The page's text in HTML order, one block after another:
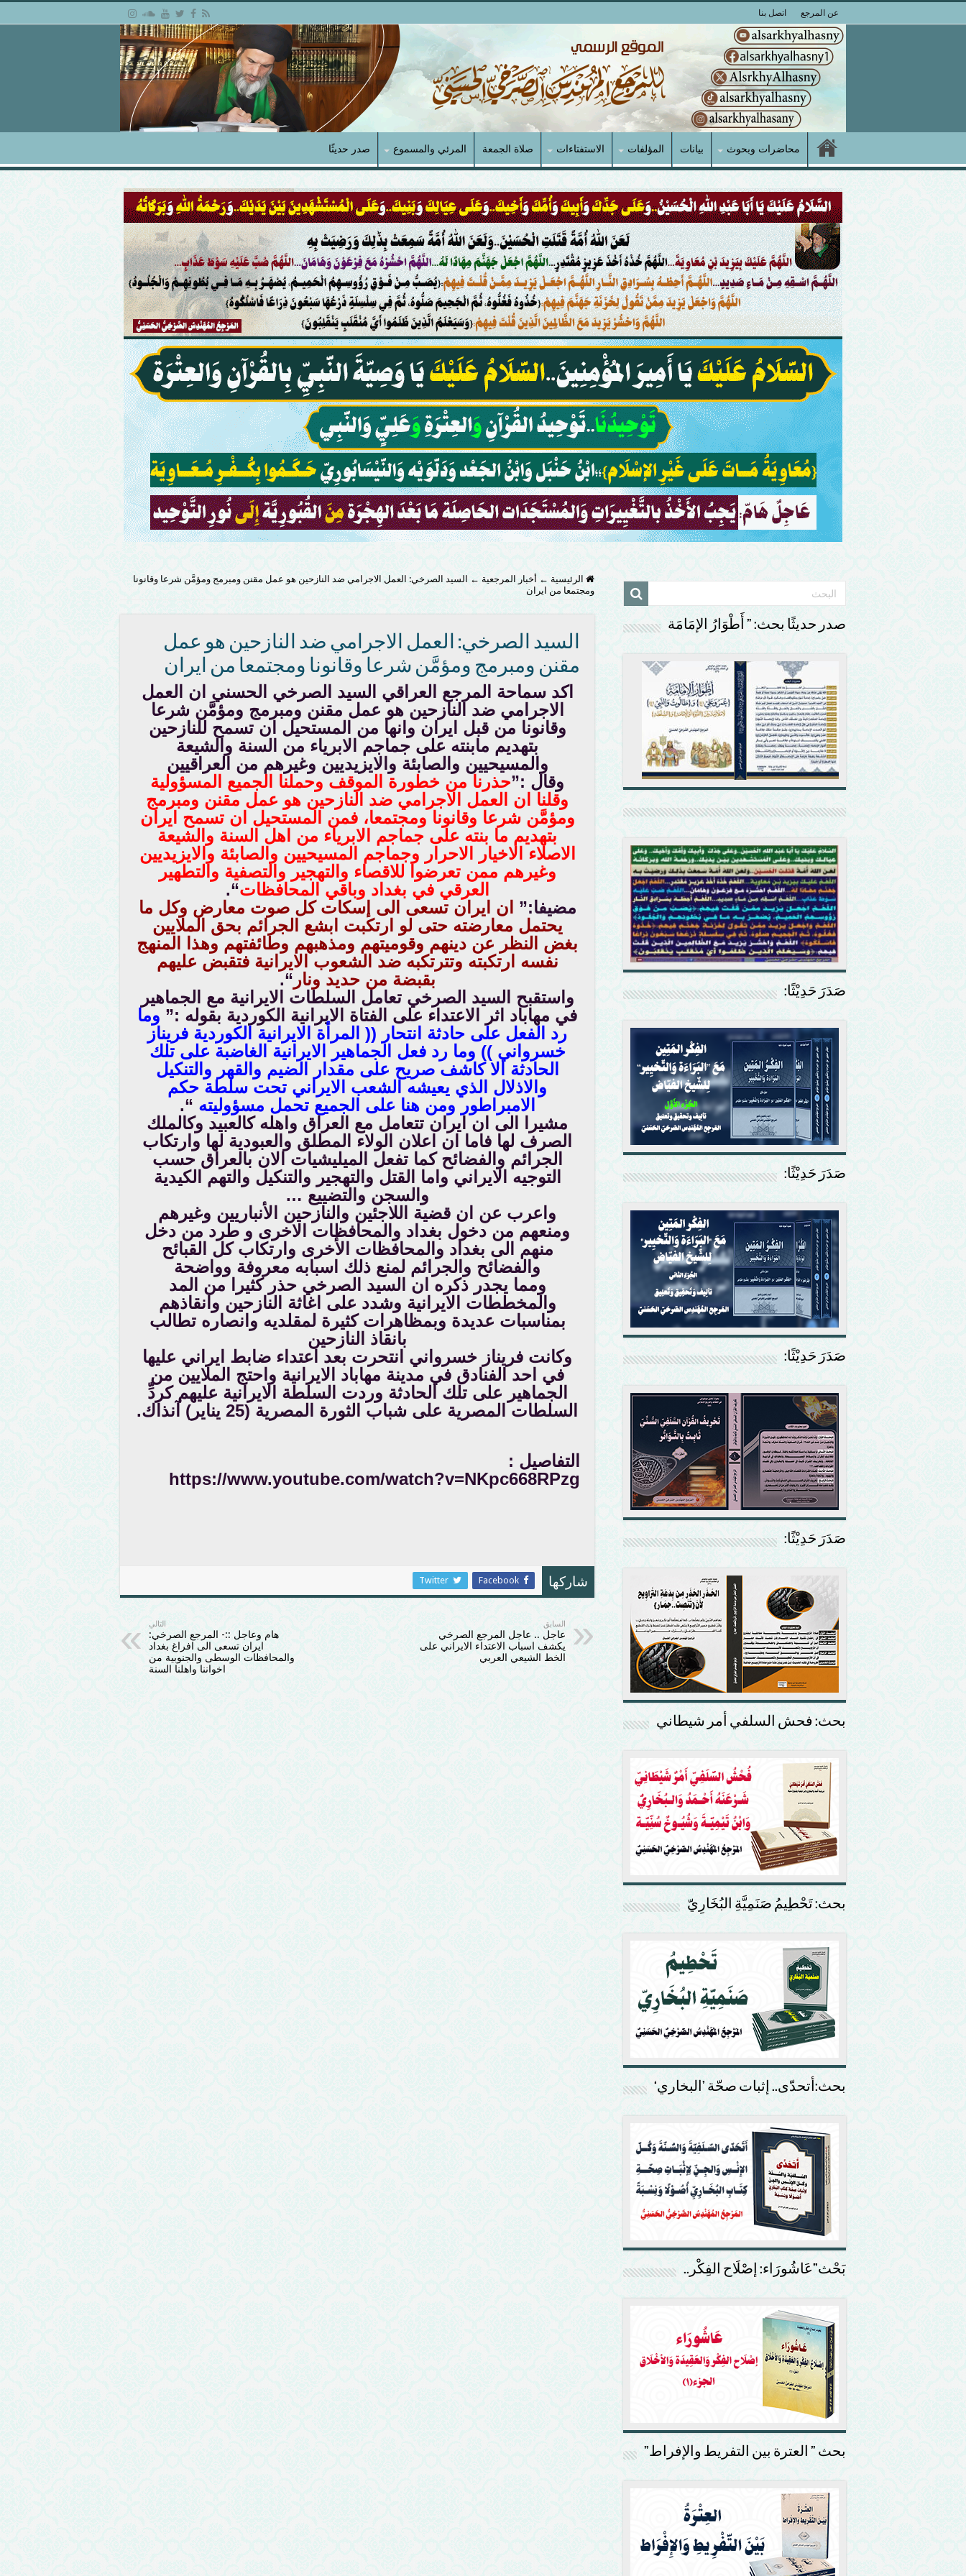
عن المرجع اتصل بنا
محاضرات وبحوث بيانات المؤلفات الاستفتاءات صلاة الجمعة المرئي والمسموع صدر حديثًا
الرئيسية ← أخبار المرجعية ← السيد الصرخي: العمل الاجرامي ضد النازحين هو عمل مقنن ومبرمج ومؤمَّن شرعا وقانونا
ومجتمعا من ايران
السيد الصرخي: العمل الاجرامي ضد النازحين هو عمل
مقنن ومبرمج ومؤمَّن شرعا وقانونا ومجتمعا من ايران
اكد سماحة المرجع العراقي السيد الصرخي الحسني ان العمل
الاجرامي ضد النازحين هو عمل مقنن ومبرمج ومؤمَّن شرعا
وقانونا من قبل ايران وانها من المستحيل ان تسمح للنازحين
بتهديم مابنته على جماجم الابرياء من السنة والشيعة
والمسيحيين والصابئة والايزيديين وغيرهم من العراقيين
وقال :”حذرنا من خطورة الموقف وحملنا الجميع المسؤولية
وقلنا ان العمل الاجرامي ضد النازحين هو عمل مقنن ومبرمج
ومؤمَّن شرعا وقانونا ومجتمعا، فمن المستحيل ان تسمح ايران
بتهديم ما بنته على جماجم الابرياء من اهل السنة والشيعة
الاصلاء الاخيار الاحرار وجماجم المسيحيين والصابئة والايزيديين
وغيرهم ممن تعرضوا للاقصاء والتهجير والتصفية والتطهير
العرقي في بغداد وباقي المحافظات“.
مضيفا:” ان ايران تسعى الى إسكات كل صوت معارض وكل ما
يحتمل معارضته حتى لو ارتكبت ابشع الجرائم بحق الملايين
بغض النظر عن دينهم وقوميتهم ومذهبهم وطائفتهم وهذا المنهج
نفسه ارتكبته وتترتكبه ضد الشعوب الايرانية فتقبض عليهم
بقبضة من حديد ونار “.
واستقبح السيد الصرخي تعامل السلطات الايرانية مع الجماهير
في مهاباد اثر الاعتداء على الفتاة الايرانية الكوردية بقوله :” وما
رد الفعل على حادثة انتحار (( المرأة الايرانية الكوردية فريناز
خسرواني )) وما رد فعل الجماهير الايرانية الغاضبة على تلك
الحادثة الا كاشف صريح على مقدار الضيم والقهر والتنكيل
والاذلال الذي يعيشه الشعب الايراني تحت سلطة حكم
الامبراطور ومن هنا على الجميع تحمل مسؤوليته “.
مشيرا الى ان ايران تتعامل مع العراق واهله كالعبيد وكالملك
الصرف لها فاما ان اعلان الولاء المطلق والعبودية لها وارتكاب
الجرائم والفضائح كما تفعل الميليشيات الان بالعراق حسب
التوجيه الايراني واما القتل والتهجير والتنكيل والتهم الكيدية
والسجن والتضييع …
واعرب عن ان قضية اللاجئين والنازحين الأنباريين وغيرهم
ومنعهم من دخول بغداد والمحافظات الاخرى و طرد من دخل
منهم الى بغداد والمحافظات الأخرى وارتكاب كل القبائح
والفضائح والجرائم لمنع ذلك اسبابه معروفة وواضحة
ومما يجدر ذكره ان السيد الصرخي حذر كثيرا من المد
والمخططات الايرانية وشدد على اغاثة النازحين وانقاذهم
بمناسبات عديدة وبمظاهرات كثيرة لمقلديه وانصاره تطالب
بانقاذ النازحين
وكانت فريناز خسرواني انتحرت بعد اعتداء ضابط ايراني عليها
في احد الفنادق في مدينة مهاباد الايرانية واحتج الملايين من
الجماهير على تلك الحادثة وردت السلطة الايرانية عليهم كردِّ
السلطات المصرية على شباب الثورة المصرية (25 يناير) آنذاك.
التفاصيل :
https://www.youtube.com/watch?v=NKpc668RPzg
شاركها Facebook
Twitter
السابق
عاجل .. عاجل المرجع الصرخي
يكشف اسباب الاعتداء الايراني على
الخط الشيعي العربي
التالي
هام وعاجل ::- المرجع الصرخي:
ايران تسعى الى افراغ بغداد
والمحافظات الوسطى والجنوبية من
اخواننا واهلنا السنة
صدر حديثًا بحث: ” أَطْوَارُ الإمَامَة
صَدَرَ حَدِيْثًا:
صَدَرَ حَدِيْثًا:
صَدَرَ حَدِيْثًا:
صَدَرَ حَدِيْثًا:
بحث: فحش السلفي أمر شيطاني
بحث: تَحْطِيمُ صَنَمِيَّةِ البُخَارِيّ
بحث:أتحدّى.. إثبات صحّة ’البخاري‘
بَحْث”عَاشُورَاء: إصْلَاح الفِكْر..
بحث ” العترة بين التفريط والإفراط”